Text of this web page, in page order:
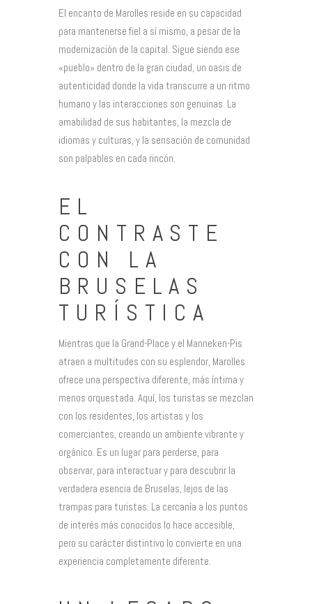
El encanto de Marolles reside en su capacidad
para mantenerse fiel a sí mismo, a pesar de la
modernización de la capital. Sigue siendo ese
«pueblo» dentro de la gran ciudad, un oasis de
autenticidad donde la vida transcurre a un ritmo
humano y las interacciones son genuinas. La
amabilidad de sus habitantes, la mezcla de
idiomas y culturas, y la sensación de comunidad
son palpables en cada rincón.
EL
CONTRASTE
CON LA
BRUSELAS
TURÍSTICA
Mientras que la Grand-Place y el Manneken-Pis
atraen a multitudes con su esplendor, Marolles
ofrece una perspectiva diferente, más íntima y
menos orquestada. Aquí, los turistas se mezclan
con los residentes, los artistas y los
comerciantes, creando un ambiente vibrante y
orgánico. Es un lugar para perderse, para
observar, para interactuar y para descubrir la
verdadera esencia de Bruselas, lejos de las
trampas para turistas. La cercanía a los puntos
de interés más conocidos lo hace accesible,
pero su carácter distintivo lo convierte en una
experiencia completamente diferente.